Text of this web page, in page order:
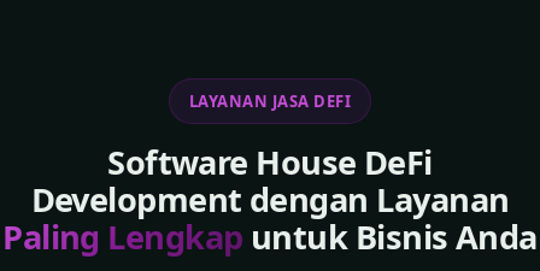
LAYANAN JASA DEFI
Software House DeFi
Development dengan Layanan
Paling Lengkap untuk Bisnis Anda